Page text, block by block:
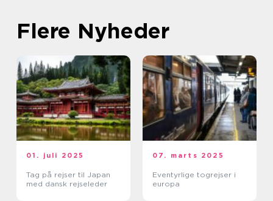
Flere Nyheder
01. juli 2025
Tag på rejser til Japan
med dansk rejseleder
07. marts 2025
Eventyrlige togrejser i
europa